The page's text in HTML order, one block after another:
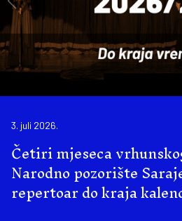
3. juli 2026.
Četiri mjeseca
Narodno pozorište
repertoar do kraja